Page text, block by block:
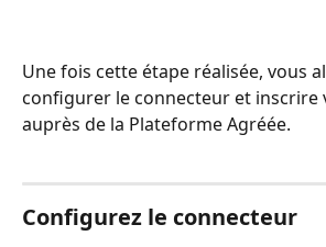
Une fois cette étape réalisée, vous
configurer le connecteur et inscrire
auprès de la Plateforme Agréée.
Configurez le connecteur